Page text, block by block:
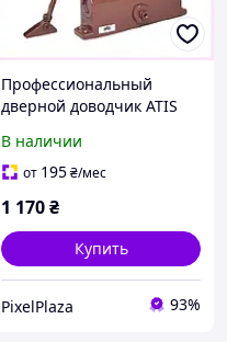
Профессиональный
дверной доводчик ATIS
652787KME3
В наличии
от 195₴/мес
1 170₴
Купить
PixelPlaza 93%